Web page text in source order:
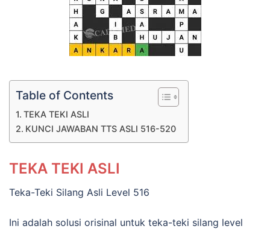
Table of Contents
TEKA TEKI ASLI
KUNCI JAWABAN TTS ASLI 516-520
TEKA TEKI ASLI
Teka-Teki Silang Asli Level 516
Ini adalah solusi orisinal untuk teka-teki silang level